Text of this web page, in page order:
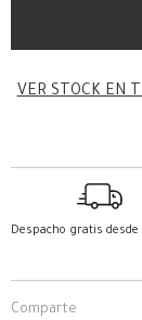
VER STOCK EN
Despacho gratis desde
Comparte